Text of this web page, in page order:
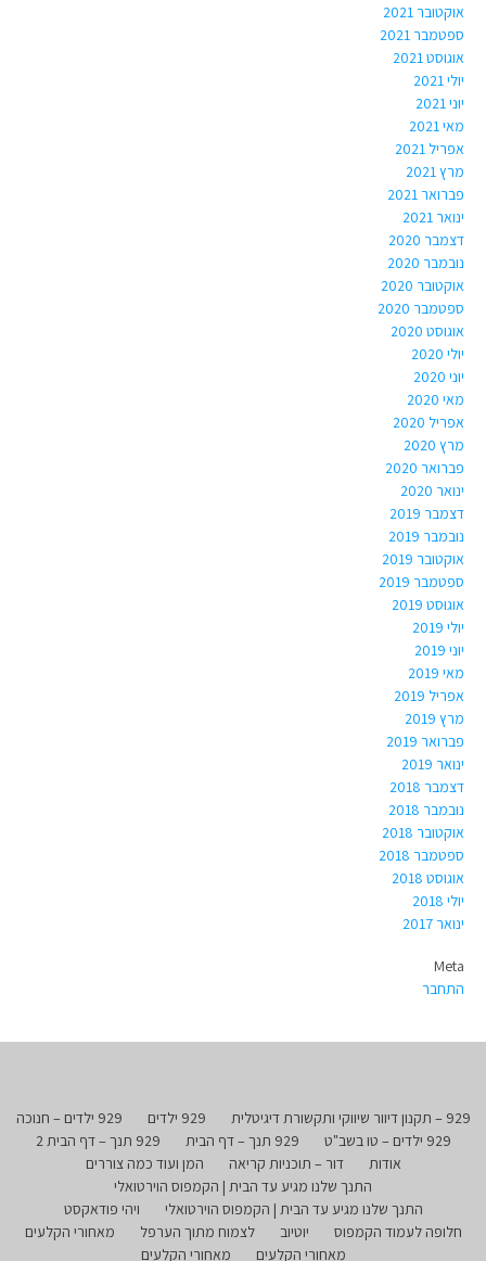
אוקטובר 2021
ספטמבר 2021
אוגוסט 2021
יולי 2021
יוני 2021
מאי 2021
אפריל 2021
מרץ 2021
פברואר 2021
ינואר 2021
דצמבר 2020
נובמבר 2020
אוקטובר 2020
ספטמבר 2020
אוגוסט 2020
יולי 2020
יוני 2020
מאי 2020
אפריל 2020
מרץ 2020
פברואר 2020
ינואר 2020
דצמבר 2019
נובמבר 2019
אוקטובר 2019
ספטמבר 2019
אוגוסט 2019
יולי 2019
יוני 2019
מאי 2019
אפריל 2019
מרץ 2019
פברואר 2019
ינואר 2019
דצמבר 2018
נובמבר 2018
אוקטובר 2018
ספטמבר 2018
אוגוסט 2018
יולי 2018
ינואר 2017
Meta
התחבר
929 – תקנון דיוור שיווקי ותקשורת דיגיטלית 929 ילדים
929 ילדים – חנוכה
929 ילדים – טו בשב"ט
929 תנך – דף הבית
929 תנך – דף הבית 2
אודות
דור – תוכניות קריאה
המן ועוד כמה צוררים
התנך שלנו מגיע עד הבית | הקמפוס הוירטואלי
התנך שלנו מגיע עד הבית | הקמפוס הוירטואלי
ויהי פודאקסט
חלופה לעמוד הקמפוס
יוטיוב לצמוח מתוך הערפל
מאחורי הקלעים
מאחורי הקלעים
מאחורי הקלעים